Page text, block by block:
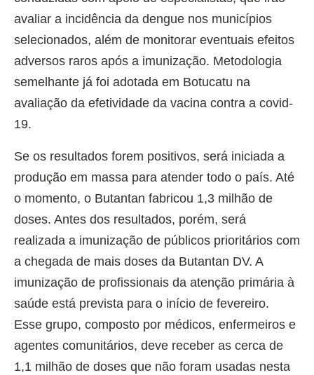
avaliar a incidência da dengue nos municípios
selecionados, além de monitorar eventuais efeitos
adversos raros após a imunização. Metodologia
semelhante já foi adotada em Botucatu na
avaliação da efetividade da vacina contra a covid-
19.
Se os resultados forem positivos, será iniciada a
produção em massa para atender todo o país. Até
o momento, o Butantan fabricou 1,3 milhão de
doses. Antes dos resultados, porém, será
realizada a imunização de públicos prioritários com
a chegada de mais doses da Butantan DV. A
imunização de profissionais da atenção primária à
saúde está prevista para o início de fevereiro.
Esse grupo, composto por médicos, enfermeiros e
agentes comunitários, deve receber as cerca de
1,1 milhão de doses que não foram usadas nesta